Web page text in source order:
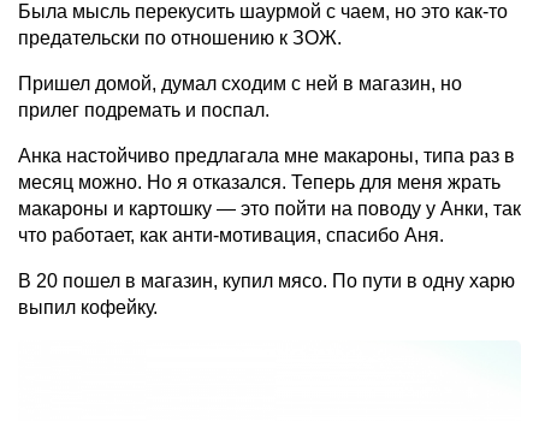
Была мысль перекусить шаурмой с чаем, но это как-то
предательски по отношению к ЗОЖ.
Пришел домой, думал сходим с ней в магазин, но
прилег подремать и поспал.
Анка настойчиво предлагала мне макароны, типа раз в
месяц можно. Но я отказался. Теперь для меня жрать
макароны и картошку — это пойти на поводу у Анки, так
что работает, как анти-мотивация, спасибо Аня.
В 20 пошел в магазин, купил мясо. По пути в одну харю
выпил кофейку.